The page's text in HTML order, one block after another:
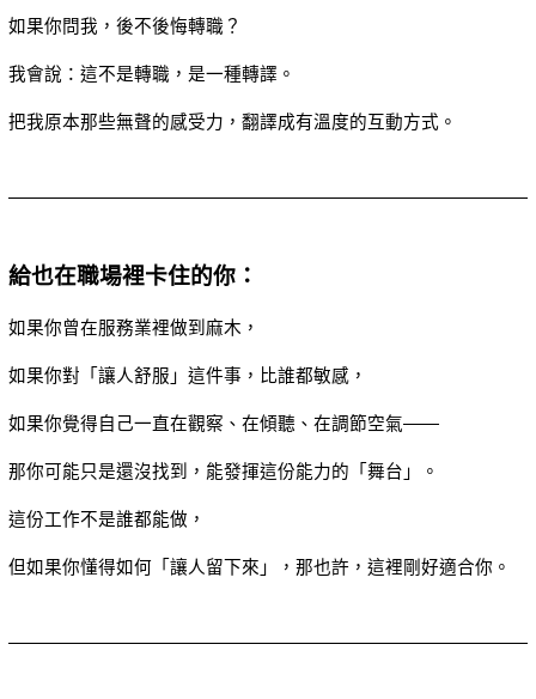
如果你問我，後不後悔轉職？
我會說：這不是轉職，是一種轉譯。
把我原本那些無聲的感受力，翻譯成有溫度的互動方式。
給也在職場裡卡住的你：
如果你曾在服務業裡做到麻木，
如果你對「讓人舒服」這件事，比誰都敏感，
如果你覺得自己一直在觀察、在傾聽、在調節空氣——
那你可能只是還沒找到，能發揮這份能力的「舞台」。
這份工作不是誰都能做，
但如果你懂得如何「讓人留下來」，那也許，這裡剛好適合你。